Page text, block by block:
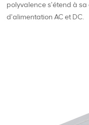
polyvalence s'étend à
d'alimentation AC et DC.